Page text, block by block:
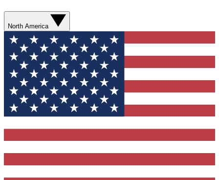
North America